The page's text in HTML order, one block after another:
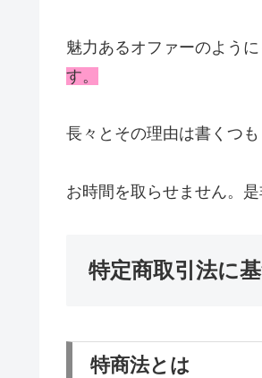
魅力あるオファーのように
す。
長々とその理由は書くつ
お時間を取らせません。
特定商取引法に
特商法とは